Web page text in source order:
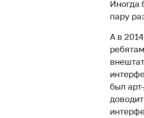
Иногда
пару
А в
был